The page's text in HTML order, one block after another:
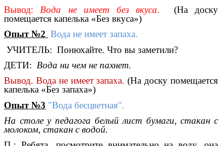
Вывод: Вода не имеет без вкуса. (На доску
помещается капелька «Без вкуса»)
Опыт №2 Вода не имеет запаха.
УЧИТЕЛЬ: Понюхайте. Что вы заметили?
ДЕТИ: Вода ни чем не пахнет.
Вывод. Вода не имеет запаха.(На доску помещается
капелька «Без запаха»)
Опыт №3 "Вода бесцветная".
На столе у педагога белый лист бумаги, стакан с
молоком, стакан с водой.